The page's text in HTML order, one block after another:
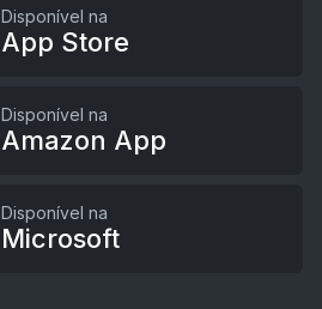
Disponível na
App Store
Disponível na
Amazon App
Disponível na
Microsoft